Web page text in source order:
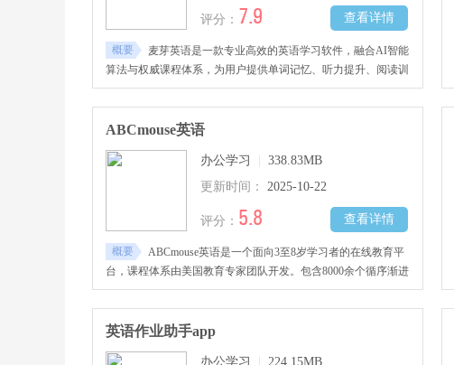
查看详情
评分： 7.9
概要
麦芽英语是一款专业高效的英语学习软件，融合AI智能
算法与权威课程体系，为用户提供单词记忆、听力提升、阅读训
练等一站式学习服务。软件依艾宾浩斯记忆曲线打造个性化计
划，配真人发音、语境练习和AI语音纠音，让英语学习更科学高
效。支持碎片化学习、听写训练与场景实战，备考、提升口语皆
ABCmouse英语
办公学习
338.83MB
更新时间：
2025-10-22
查看详情
评分： 5.8
概要
ABCmouse英语是一个面向3至8岁学习者的在线教育平
台，课程体系由美国教育专家团队开发。包含8000余个循序渐进
的学习活动，涵盖阅读、数学、科学等多元学科领域，通过系统
化课程设计构建知识网络。采用游戏化学习机制，将知识融入互
动故事、益智游戏等趣味形式。
英语作业助手app
办公学习
224.15MB